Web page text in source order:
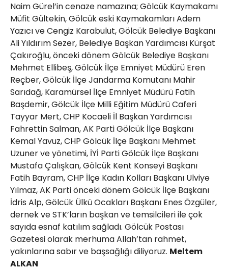
Naim Gürel’in cenaze namazına; Gölcük Kaymakamı
Müfit Gültekin, Gölcük eski Kaymakamları Adem
Yazıcı ve Cengiz Karabulut, Gölcük Belediye Başkanı
Ali Yıldırım Sezer, Belediye Başkan Yardımcısı Kürşat
Çakıroğlu, önceki dönem Gölcük Belediye Başkanı
Mehmet Ellibeş, Gölcük İlçe Emniyet Müdürü Eren
Reçber, Gölcük İlçe Jandarma Komutanı Mahir
Sarıdağ, Karamürsel İlçe Emniyet Müdürü Fatih
Başdemir, Gölcük İlçe Milli Eğitim Müdürü Caferi
Tayyar Mert, CHP Kocaeli İl Başkan Yardımcısı
Fahrettin Salman, AK Parti Gölcük İlçe Başkanı
Kemal Yavuz, CHP Gölcük İlçe Başkanı Mehmet
Uzuner ve yönetimi, İYİ Parti Gölcük İlçe Başkanı
Mustafa Çalışkan, Gölcük Kent Konseyi Başkanı
Fatih Bayram, CHP İlçe Kadın Kolları Başkanı Ulviye
Yılmaz, AK Parti önceki dönem Gölcük İlçe Başkanı
İdris Alp, Gölcük Ülkü Ocakları Başkanı Enes Özgüler,
dernek ve STK’ların başkan ve temsilcileri ile çok
sayıda esnaf katılım sağladı. Gölcük Postası
Gazetesi olarak merhuma Allah’tan rahmet,
yakınlarına sabır ve başsağlığı diliyoruz. Meltem
ALKAN